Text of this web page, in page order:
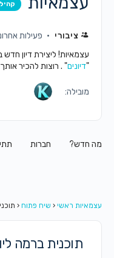
ציבורי
פעילות אחרונה:
עצמאיות! ליצירת דיון
דיונים" . רוצות להכיר אותך |
מובילה:
מה חדש? חברות
עצמאיות ראשי ‹ שיח פתוח ‹
תוכנית ברמה